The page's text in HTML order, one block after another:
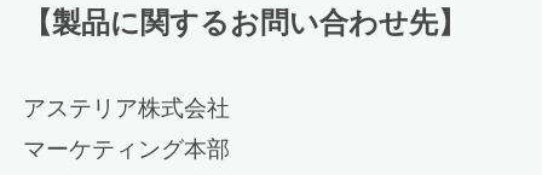
【製品に関するお問い合わせ先】
アステリア株式会社
マーケティング本部